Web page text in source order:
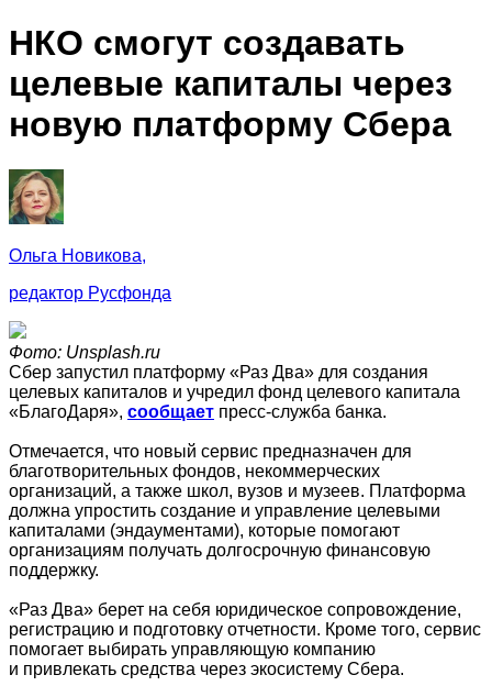
НКО смогут создавать
целевые капиталы через
новую платформу Сбера
Ольга Новикова,
редактор Русфонда
Фото: Unsplash.ru
Сбер запустил платформу «Раз Два» для создания
целевых капиталов и учредил фонд целевого капитала
«БлагоДаря», сообщает пресс-служба банка.
Отмечается, что новый сервис предназначен для
благотворительных фондов, некоммерческих
организаций, а также школ, вузов и музеев. Платформа
должна упростить создание и управление целевыми
капиталами (эндаументами), которые помогают
организациям получать долгосрочную финансовую
поддержку.
«Раз Два» берет на себя юридическое сопровождение,
регистрацию и подготовку отчетности. Кроме того, сервис
помогает выбирать управляющую компанию
и привлекать средства через экосистему Сбера.